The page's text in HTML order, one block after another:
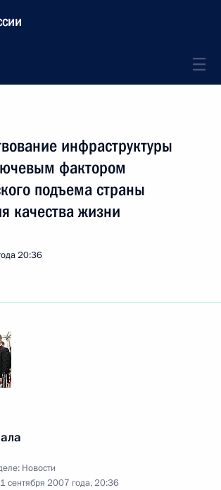
инфраструктуры
фактором
подъема страны
качества жизни
20:36
Новости
сентября 2007 года, 20:36